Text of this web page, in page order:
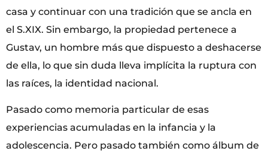
casa y continuar con una tradición que se ancla en
el S.XIX. Sin embargo, la propiedad pertenece a
Gustav, un hombre más que dispuesto a deshacerse
de ella, lo que sin duda lleva implícita la ruptura con
las raíces, la identidad nacional.
Pasado como memoria particular de esas
experiencias acumuladas en la infancia y la
adolescencia. Pero pasado también como álbum de